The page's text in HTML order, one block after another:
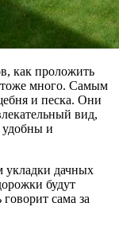
как проложить
тоже много. Самым
и песка. Они
вид,
удобны и
укладки дачных
будут
сама за